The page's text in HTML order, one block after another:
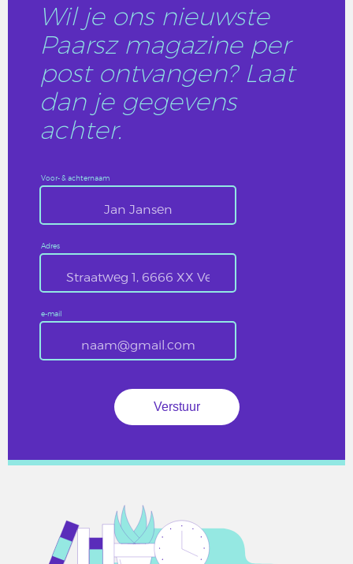
Wil je ons nieuwste
Paarsz magazine per
post ontvangen? Laat
dan je gegevens
achter.
Voor- & achternaam
Adres
e-mail